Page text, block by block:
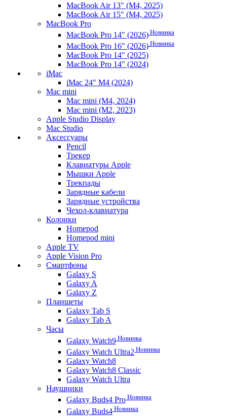
MacBook Air 13" (M4, 2025)
MacBook Air 15" (M4, 2025)
MacBook Pro
MacBook Pro 14" (2026) Новинка
MacBook Pro 16" (2026) Новинка
MacBook Pro 14" (2025)
MacBook Pro 14" (2024)
iMac
iMac 24" M4 (2024)
Mac mini
Mac mini (M4, 2024)
Mac mini (M2, 2023)
Apple Studio Display
Mac Studio
Аксессуары
Pencil
Трекер
Клавиатуры Apple
Мышки Apple
Трекпады
Зарядные кабели
Зарядные устройства
Чехол-клавиатура
Колонки
Homepod
Homepod mini
Apple TV
Apple Vision Pro
Смартфоны
Galaxy S
Galaxy A
Galaxy Z
Планшеты
Galaxy Tab S
Galaxy Tab A
Часы
Galaxy Watch9 Новинка
Galaxy Watch Ultra2 Новинка
Galaxy Watch8
Galaxy Watch8 Classic
Galaxy Watch Ultra
Наушники
Galaxy Buds4 Pro Новинка
Galaxy Buds4 Новинка